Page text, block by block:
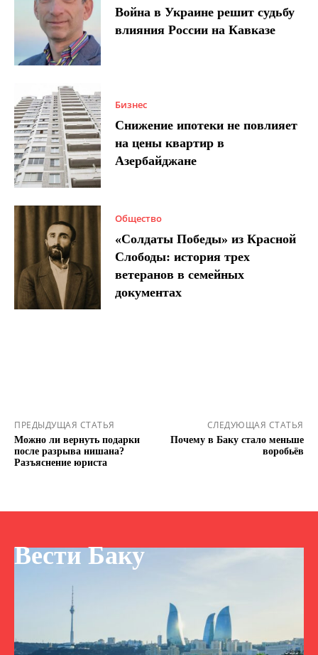
Война в Украине решит судьбу
влияния России на Кавказе
Бизнес
Снижение ипотеки не повлияет
на цены квартир в
Азербайджане
Общество
«Солдаты Победы» из Красной
Слободы: история трех
ветеранов в семейных
документах
ПРЕДЫДУЩАЯ СТАТЬЯ
Можно ли вернуть подарки
после разрыва нишана?
Разъяснение юриста
СЛЕДУЮЩАЯ СТАТЬЯ
Почему в Баку стало меньше
воробьёв
Вести Баку